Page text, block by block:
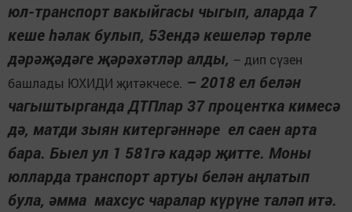
юл-транспорт вакыйгасы чыгып, аларда 7
кеше һәлак булып, 53ендә кешеләр төрле
дәрәҗәдәге җәрәхәтләр алды, – дип сүзен
башлады ЮХИДИ җитәкчесе. – 2018 ел белән
чагыштырганда ДТПлар 37 процентка кимесә
дә, матди зыян китергәннәре ел саен арта
бара. Быел ул 1 581гә кадәр җитте. Моны
юлларда транспорт артуы белән аңлатып
була, әмма махсус чаралар күрүне таләп итә.